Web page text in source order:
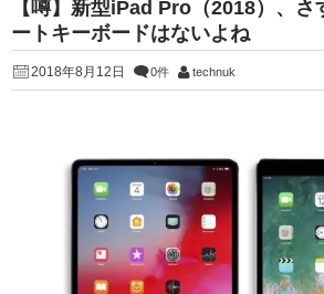
【噂】新型iPad Pro（2018）、さ
ートキーボードはないよね
2018年8月12日 0件 technuk